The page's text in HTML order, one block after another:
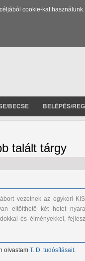
cookie-kat
BECSE BELÉPÉS/
talált tárgy
vezetnek az egykori
eltölthető két hetet
és élményekkel,
olvastam T. D. tudósításait.